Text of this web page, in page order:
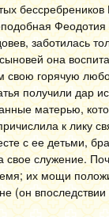
заботилась
она
свою горячую
получили дар
матерью,
к лику
с ее детьми,
свое служение.
их мощи
(он